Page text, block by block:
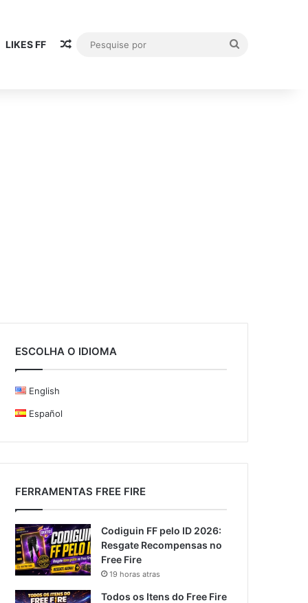
LIKES FF Artigo aleatório
ESCOLHA O IDIOMA
English
Español
FERRAMENTAS FREE FIRE
Codiguin FF pelo ID 2026:
Resgate Recompensas no
Free Fire
19 horas atras
Todos os Itens do Free Fire